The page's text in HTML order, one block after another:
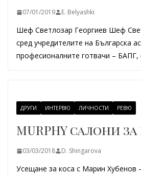
07/01/2019 E. Belyashki
Шеф Светлозар Георгиев Шеф
сред учредителите на Българска
професионалните готвачи – БАПГ,
ДРУГИ ИНТЕРВЮ ЛИЧНОСТИ РЕВЮ
MURPHY салони
03/03/2018 D. Shingarova
Усещане за коса с Марин